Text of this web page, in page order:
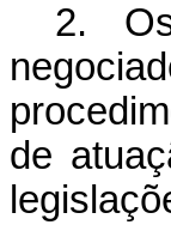
2.
de